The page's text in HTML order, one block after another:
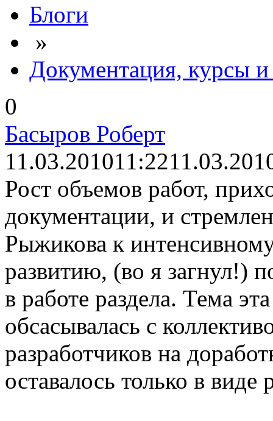
Блоги
»
Документация, курсы и
0
Басыров Роберт
11.03.201011:22
Рост объемов работ,
документации, и
Рыжикова к
развитию, (во я загнул!)
в работе раздела. Тема
обсасывалась с
разработчиков на
оставалось только в